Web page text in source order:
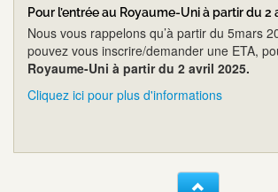
Pour l’entrée au Royaume-Uni à partir du 2
Nous vous rappelons qu’à partir du 5mars
pouvez vous inscrire/demander une ETA,
Royaume-Uni à partir du 2 avril 2025.
Cliquez ici pour plus d'informations